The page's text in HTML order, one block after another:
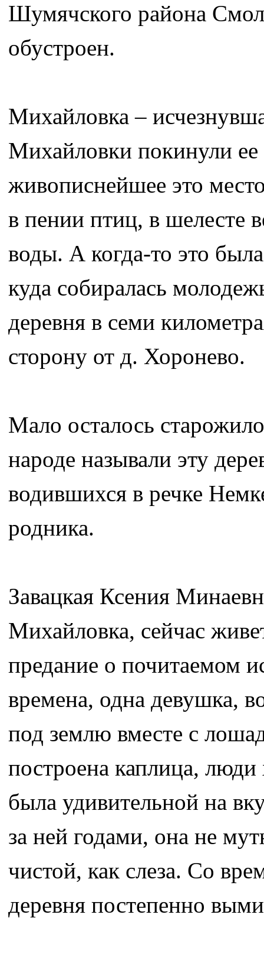
Шумячского района
обустроен.
Михайловка –
Михайловки покинули
живописнейшее это
в пении птиц, в шелесте
воды. А когда-то это
куда собиралась
деревня в семи
сторону от д. Хоронево.
Мало осталось
народе называли эту
водившихся в речке
родника.
Завацкая Ксения
Михайловка, сейчас
предание о почитаемом
времена, одна девушка,
под землю вместе с
построена каплица, люди
была удивительной на
за ней годами, она не
чистой, как слеза. Со
деревня постепенно